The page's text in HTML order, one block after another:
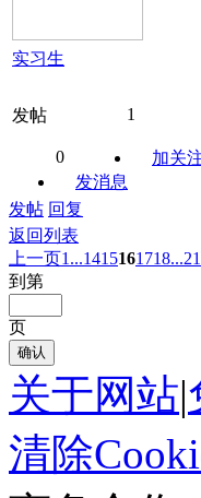
实习生
发帖 1
0
加关
发消息
发帖 回复
返回列表
上一页1...1415161718...21
到第
页
确认
关于网站|
清除